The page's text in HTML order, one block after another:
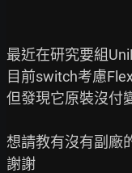
最近在研究要組
目前switch考慮
但發現它原裝沒付
想請教有沒有副廠
謝謝